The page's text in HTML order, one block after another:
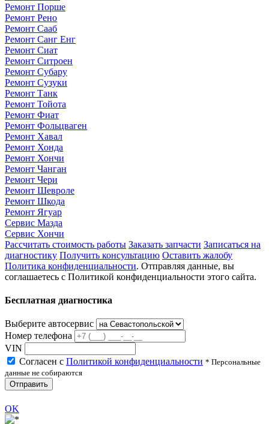
Ремонт Порше
Ремонт Рено
Ремонт Сааб
Ремонт Санг Енг
Ремонт Сиат
Ремонт Ситроен
Ремонт Субару
Ремонт Сузуки
Ремонт Танк
Ремонт Тойота
Ремонт Фиат
Ремонт Фольцваген
Ремонт Хавал
Ремонт Хонда
Ремонт Хончи
Ремонт Чанган
Ремонт Чери
Ремонт Шевроле
Ремонт Шкода
Ремонт Ягуар
Сервис Мазда
Сервис Хончи
Рассчитать стоимость работы Заказать запчасти Записаться на
диагностику Получить консультацию Оставить жалобу
Политика конфиденциальности. Отправляя данные, вы
соглашаетесь с Политикой конфиденциальности этого сайта.
Бесплатная диагностика
Выберите автосервис
Номер телефона
VIN
Согласен с Политикой конфиденциальности * Персональные
данные не собираются
Отправить
OK